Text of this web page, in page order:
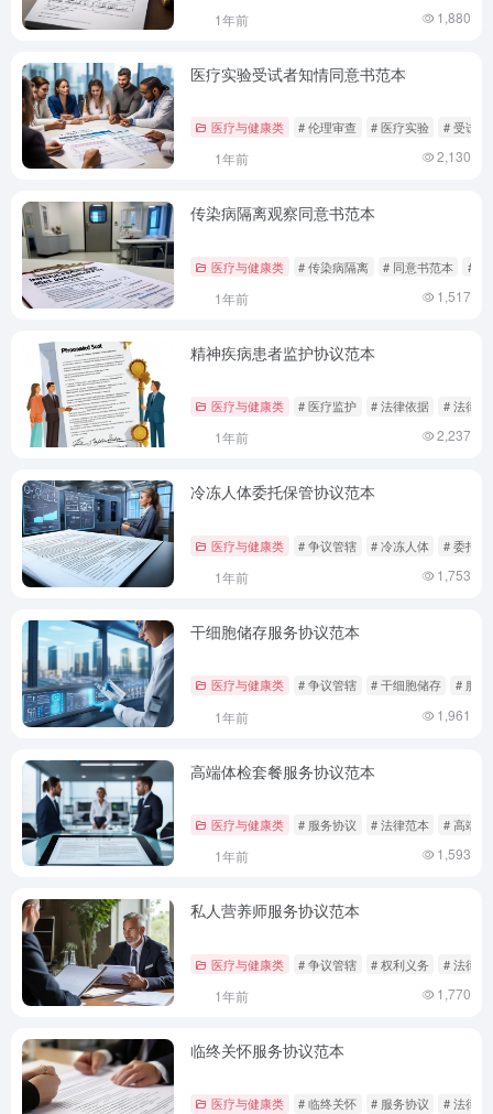
1年前 1,880
医疗实验受试者知情同意书范本
医疗与健康类 # 伦理审查 # 医疗实验 # 受试者
1年前 2,130
传染病隔离观察同意书范本
医疗与健康类 # 传染病隔离 # 同意书范本 # 权
1年前 1,517
精神疾病患者监护协议范本
医疗与健康类 # 医疗监护 # 法律依据 # 法律范
1年前 2,237
冷冻人体委托保管协议范本
医疗与健康类 # 争议管辖 # 冷冻人体 # 委托保
1年前 1,753
干细胞储存服务协议范本
医疗与健康类 # 争议管辖 # 干细胞储存 # 服务
1年前 1,961
高端体检套餐服务协议范本
医疗与健康类 # 服务协议 # 法律范本 # 高端体
1年前 1,593
私人营养师服务协议范本
医疗与健康类 # 争议管辖 # 权利义务 # 法律范
1年前 1,770
临终关怀服务协议范本
医疗与健康类 # 临终关怀 # 服务协议 # 法律范